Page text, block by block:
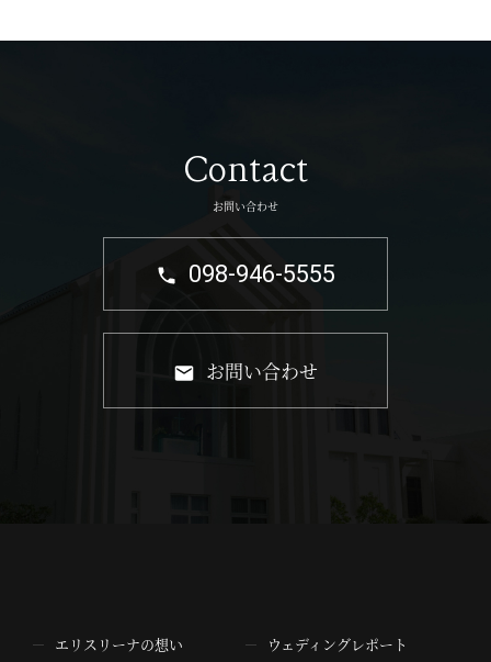
Contact
お問い合わせ
098-946-5555
お問い合わせ
エリスリーナの想い ウェディングレポート